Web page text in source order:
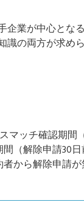
業が中心とな
の両方が求め
マッチ確認期間
（解除申請30日
から解除申請